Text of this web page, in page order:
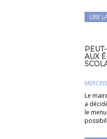
LIRE
AUX
Le
a
le